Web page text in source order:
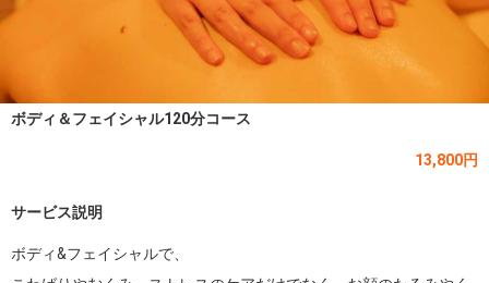
ボディ＆フェイシャル120分コース
13,800円
サービス説明
ボディ&フェイシャルで、